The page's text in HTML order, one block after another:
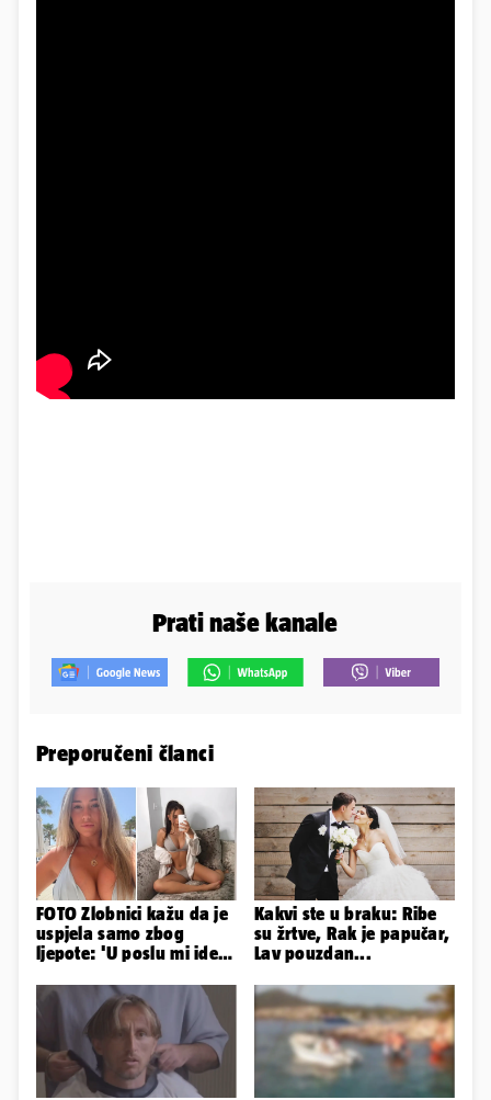
Prati naše kanale
Preporučeni članci
FOTO Zlobnici kažu da je
uspjela samo zbog
ljepote: 'U poslu mi ide
Kakvi ste u braku: Ribe
su žrtve, Rak je papučar,
Lav pouzdan...